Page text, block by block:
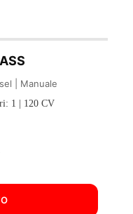
| Manuale
1 | 120 CV